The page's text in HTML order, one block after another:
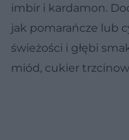
imbir i kardamon.
jak pomarańcze lub
świeżości i głębi
miód, cukier